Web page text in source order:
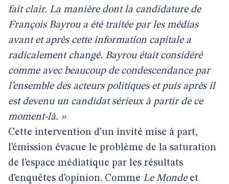
fait clair. La manière dont la candidature de
François Bayrou a été traitée par les médias
avant et après cette information capitale a
radicalement changé. Bayrou était considéré
comme avec beaucoup de condescendance par
l’ensemble des acteurs politiques et puis après il
est devenu un candidat sérieux à partir de ce
moment-là. »
Cette intervention d’un invité mise à part,
l’émission évacue le problème de la saturation
de l’espace médiatique par les résultats
d’enquêtes d’opinion. Comme Le Mondeet